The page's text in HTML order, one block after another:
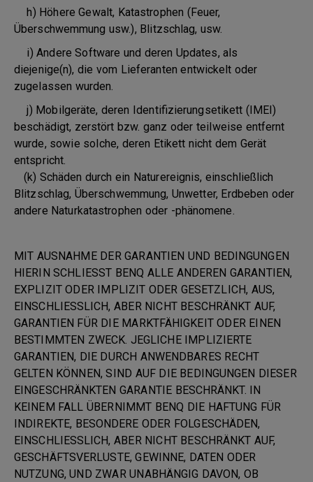
h) Höhere Gewalt, Katastrophen (Feuer,
Überschwemmung usw.), Blitzschlag, usw.
i) Andere Software und deren Updates, als
diejenige(n), die vom Lieferanten entwickelt oder
zugelassen wurden.
j) Mobilgeräte, deren Identifizierungsetikett (IMEI)
beschädigt, zerstört bzw. ganz oder teilweise entfernt
wurde, sowie solche, deren Etikett nicht dem Gerät
entspricht.
(k) Schäden durch ein Naturereignis, einschließlich
Blitzschlag, Überschwemmung, Unwetter, Erdbeben oder
andere Naturkatastrophen oder -phänomene.
MIT AUSNAHME DER GARANTIEN UND BEDINGUNGEN
HIERIN SCHLIESST BENQ ALLE ANDEREN GARANTIEN,
EXPLIZIT ODER IMPLIZIT ODER GESETZLICH, AUS,
EINSCHLIESSLICH, ABER NICHT BESCHRÄNKT AUF,
GARANTIEN FÜR DIE MARKTFÄHIGKEIT ODER EINEN
BESTIMMTEN ZWECK. JEGLICHE IMPLIZIERTE
GARANTIEN, DIE DURCH ANWENDBARES RECHT
GELTEN KÖNNEN, SIND AUF DIE BEDINGUNGEN DIESER
EINGESCHRÄNKTEN GARANTIE BESCHRÄNKT. IN
KEINEM FALL ÜBERNIMMT BENQ DIE HAFTUNG FÜR
INDIREKTE, BESONDERE ODER FOLGESCHÄDEN,
EINSCHLIESSLICH, ABER NICHT BESCHRÄNKT AUF,
GESCHÄFTSVERLUSTE, GEWINNE, DATEN ODER
NUTZUNG, UND ZWAR UNABHÄNGIG DAVON, OB